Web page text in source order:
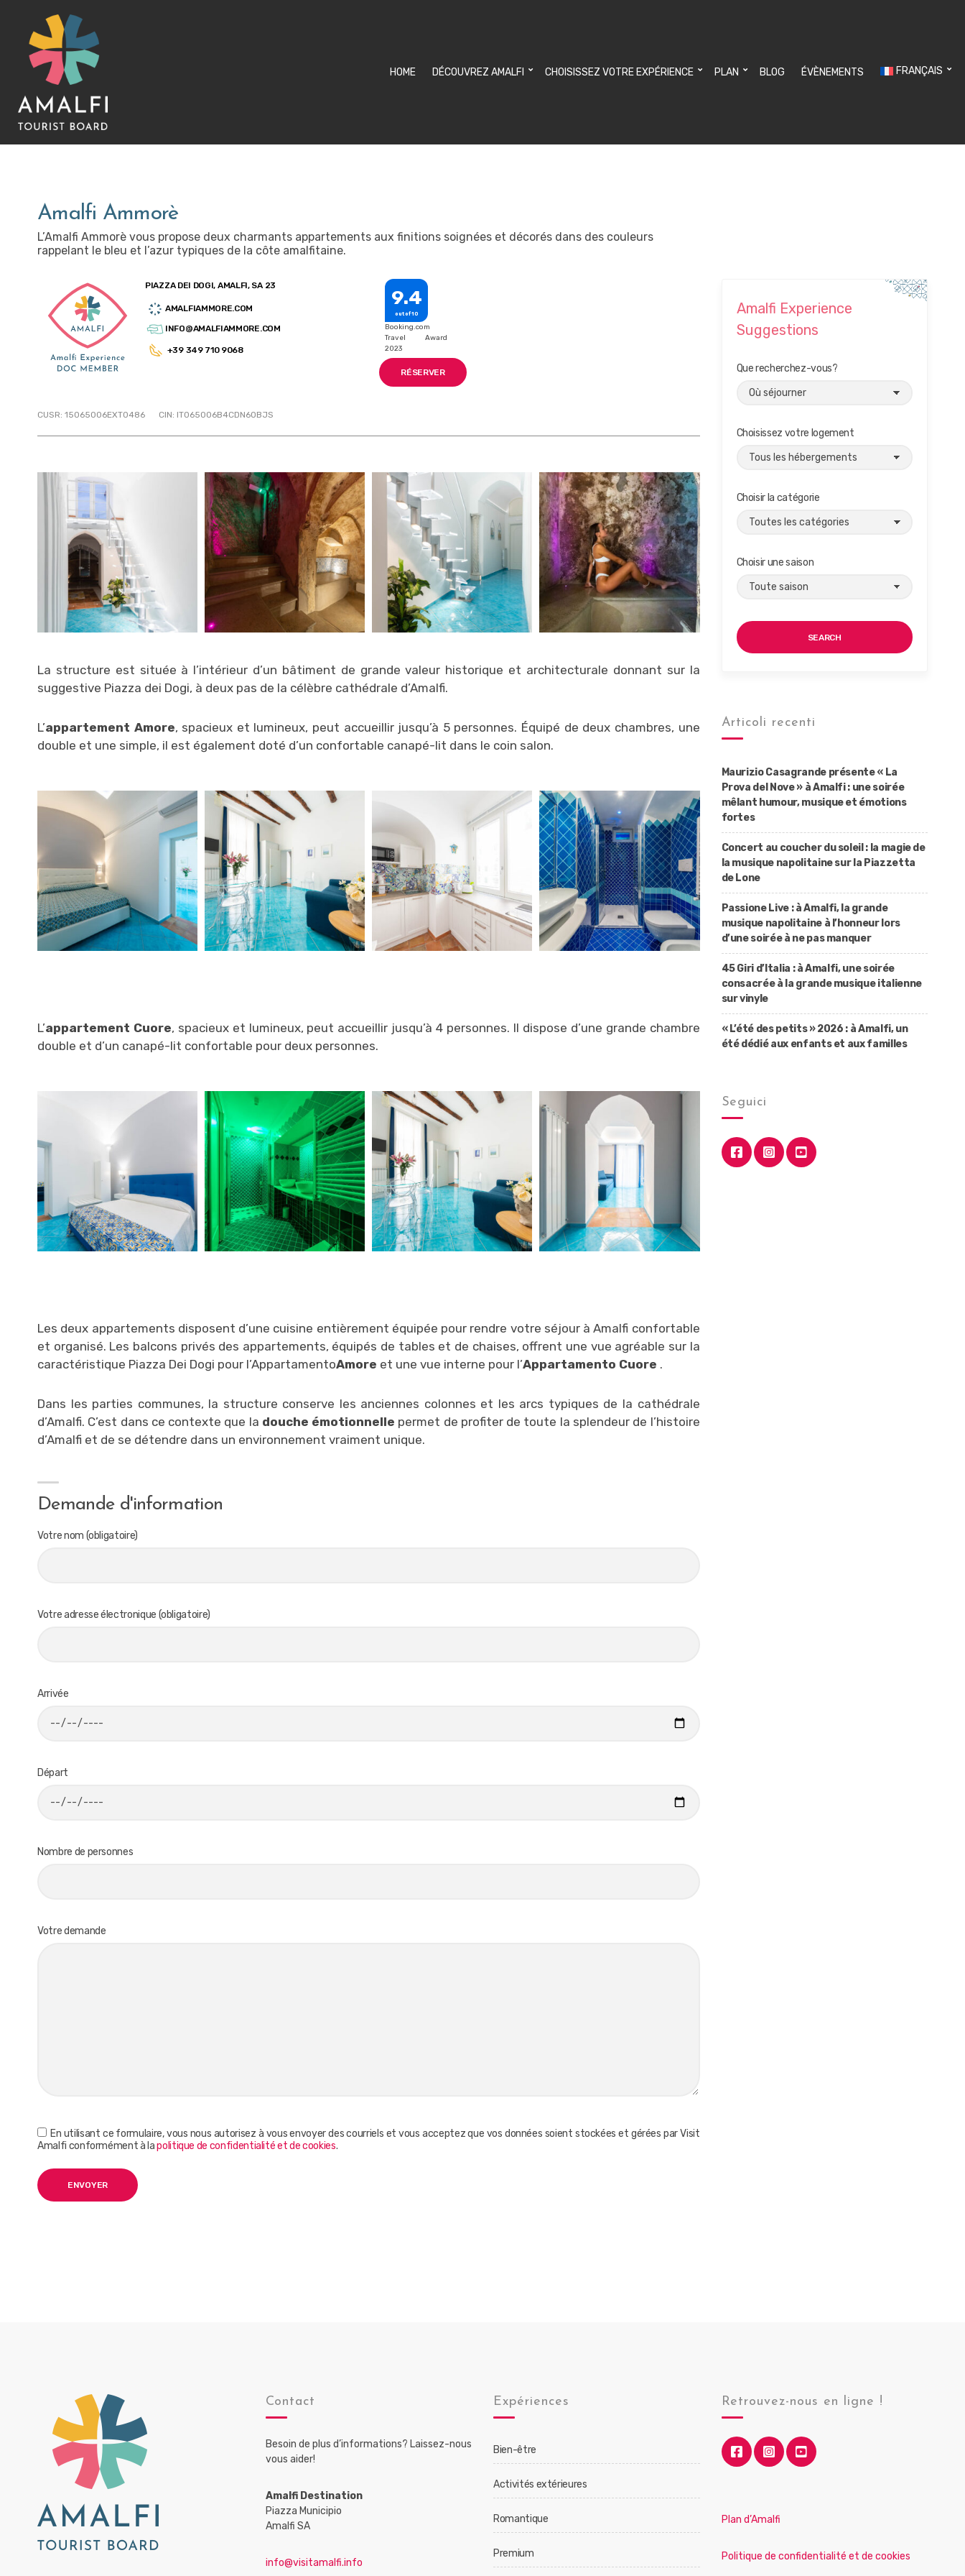
HOME DÉCOUVREZ AMALFI CHOISISSEZ VOTRE EXPÉRIENCE PLAN BLOG ÉVÈNEMENTS FRANÇAIS
Amalfi Ammorè
L’Amalfi Ammorè vous propose deux charmants appartements aux finitions soignées et décorés dans des couleurs
rappelant le bleu et l’azur typiques de la côte amalfitaine.
PIAZZA DEI DOGI, AMALFI, SA 23
AMALFIAMMORE.COM
INFO@AMALFIAMMORE.COM
+39 349 710 9068
9.4
out of 10
Booking.com
Travel Award
2023
RÉSERVER
CUSR: 15065006EXT0486 CIN: IT065006B4CDN6OBJS
La structure est située à l’intérieur d’un bâtiment de grande valeur historique et architecturale donnant sur la
suggestive Piazza dei Dogi, à deux pas de la célèbre cathédrale d’Amalfi.
L’appartement Amore, spacieux et lumineux, peut accueillir jusqu’à 5 personnes. Équipé de deux chambres, une
double et une simple, il est également doté d’un confortable canapé-lit dans le coin salon.
L’appartement Cuore, spacieux et lumineux, peut accueillir jusqu’à 4 personnes. Il dispose d’une grande chambre
double et d’un canapé-lit confortable pour deux personnes.
Les deux appartements disposent d’une cuisine entièrement équipée pour rendre votre séjour à Amalfi confortable
et organisé. Les balcons privés des appartements, équipés de tables et de chaises, offrent une vue agréable sur la
caractéristique Piazza Dei Dogi pour l’AppartamentoAmore et une vue interne pour l’Appartamento Cuore .
Dans les parties communes, la structure conserve les anciennes colonnes et les arcs typiques de la cathédrale
d’Amalfi. C’est dans ce contexte que la douche émotionnelle permet de profiter de toute la splendeur de l’histoire
d’Amalfi et de se détendre dans un environnement vraiment unique.
Demande d'information
Votre nom (obligatoire)
Votre adresse électronique (obligatoire)
Arrivée
Départ
Nombre de personnes
Votre demande
En utilisant ce formulaire, vous nous autorisez à vous envoyer des courriels et vous acceptez que vos données soient stockées et gérées par Visit
Amalfi conformément à lapolitique de confidentialité et de cookies.
Amalfi Experience
Suggestions
Que recherchez-vous?
Choisissez votre logement
Choisir la catégorie
Choisir une saison
SEARCH
Articoli recenti
Maurizio Casagrande présente « La
Prova del Nove » à Amalfi : une soirée
mêlant humour, musique et émotions
fortes
Concert au coucher du soleil : la magie de
la musique napolitaine sur la Piazzetta
de Lone
Passione Live : à Amalfi, la grande
musique napolitaine à l’honneur lors
d’une soirée à ne pas manquer
45 Giri d’Italia : à Amalfi, une soirée
consacrée à la grande musique italienne
sur vinyle
« L’été des petits » 2026 : à Amalfi, un
été dédié aux enfants et aux familles
Seguici
Contact
Besoin de plus d’informations? Laissez-nous
vous aider!
Amalfi Destination
Piazza Municipio
Amalfi SA
info@visitamalfi.info
Expériences
Bien-être
Activités extérieures
Romantique
Premium
Retrouvez-nous en ligne !
Plan d’Amalfi
Politique de confidentialité et de cookies